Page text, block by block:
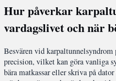
Hur påverkar
vardagslivet och när
Besvären vid karpaltunnelsyndrom
precision, vilket kan göra vanliga
bära matkassar eller skriva på